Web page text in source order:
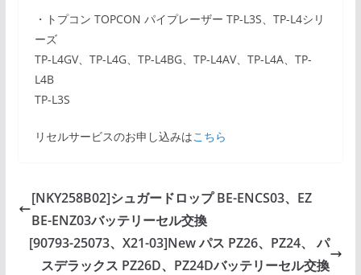
・トプコン TOPCON パイプレーザー TP-L3S、TP-L4シリ
ーズ
TP-L4GV、TP-L4G、TP-L4BG、TP-L4AV、TP-L4A、TP-
L4B
TP-L3S
リセルサービスのお申し込みはこちら
[NKY258B02]シュガードロップ BE-ENCS03、EZ
BE-ENZ03バッテリーセル交換
[90793-25073、X21-03]New パス PZ26、PZ24、 パ
スデラックス PZ26D、PZ24Dバッテリーセル交換